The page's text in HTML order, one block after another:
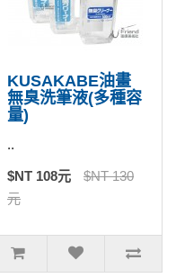
KUSAKABE油畫
無臭洗筆液(多種容
量)
..
$NT 108元
$NT 130
元